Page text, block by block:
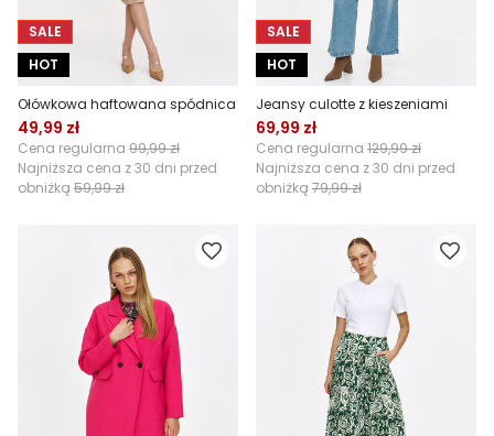
SALE
HOT
Ołówkowa haftowana spódnica
49,99 zł
Cena regularna 99,99 zł
Najniższa cena z 30 dni przed
obniżką 59,99 zł
SALE
HOT
Jeansy culotte z kieszeniami
69,99 zł
Cena regularna 129,99 zł
Najniższa cena z 30 dni przed
obniżką 79,99 zł